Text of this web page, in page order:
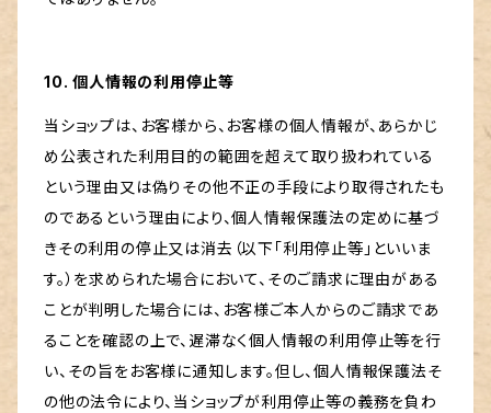
10. 個人情報の利用停止等
当ショップは、お客様から、お客様の個人情報が、あらかじ
め公表された利用目的の範囲を超えて取り扱われている
という理由又は偽りその他不正の手段により取得されたも
のであるという理由により、個人情報保護法の定めに基づ
きその利用の停止又は消去（以下「利用停止等」といいま
す。）を求められた場合において、そのご請求に理由がある
ことが判明した場合には、お客様ご本人からのご請求であ
ることを確認の上で、遅滞なく個人情報の利用停止等を行
い、その旨をお客様に通知します。但し、個人情報保護法そ
の他の法令により、当ショップが利用停止等の義務を負わ